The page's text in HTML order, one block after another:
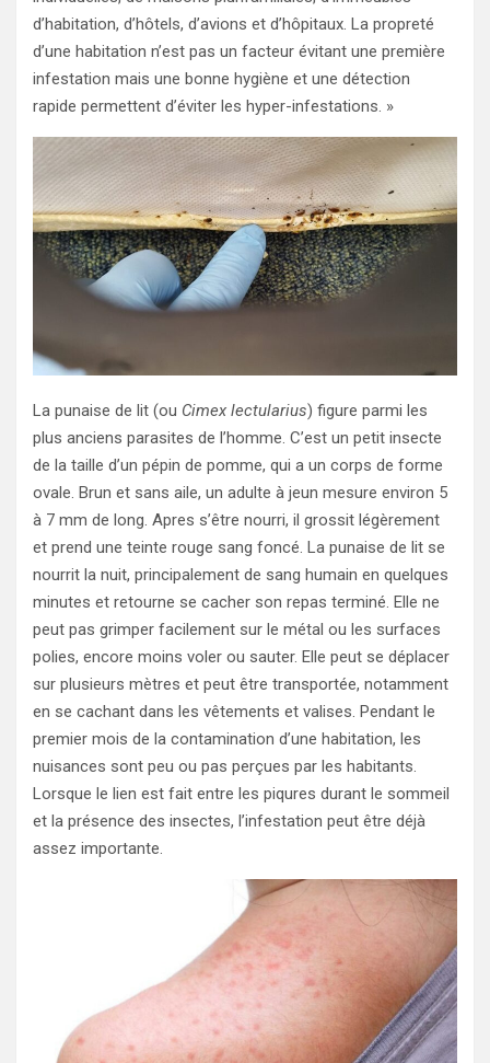
d’habitation, d’hôtels, d’avions et d’hôpitaux. La propreté
d’une habitation n’est pas un facteur évitant une première
infestation mais une bonne hygiène et une détection
rapide permettent d’éviter les hyper-infestations. »
La punaise de lit (ou Cimex lectularius) figure parmi les
plus anciens parasites de l’homme. C’est un petit insecte
de la taille d’un pépin de pomme, qui a un corps de forme
ovale. Brun et sans aile, un adulte à jeun mesure environ 5
à 7 mm de long. Apres s’être nourri, il grossit légèrement
et prend une teinte rouge sang foncé. La punaise de lit se
nourrit la nuit, principalement de sang humain en quelques
minutes et retourne se cacher son repas terminé. Elle ne
peut pas grimper facilement sur le métal ou les surfaces
polies, encore moins voler ou sauter. Elle peut se déplacer
sur plusieurs mètres et peut être transportée, notamment
en se cachant dans les vêtements et valises. Pendant le
premier mois de la contamination d’une habitation, les
nuisances sont peu ou pas perçues par les habitants.
Lorsque le lien est fait entre les piqures durant le sommeil
et la présence des insectes, l’infestation peut être déjà
assez importante.